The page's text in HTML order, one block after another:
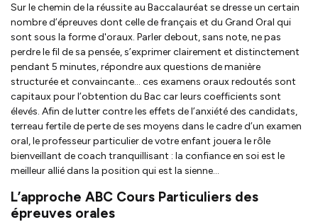
Sur le chemin de la réussite au Baccalauréat se dresse un certain
nombre d’épreuves dont celle de français et du Grand Oral qui
sont sous la forme d'oraux. Parler debout, sans note, ne pas
perdre le fil de sa pensée, s’exprimer clairement et distinctement
pendant 5 minutes, répondre aux questions de manière
structurée et convaincante… ces examens oraux redoutés sont
capitaux pour l’obtention du Bac car leurs coefficients sont
élevés. Afin de lutter contre les effets de l’anxiété des candidats,
terreau fertile de perte de ses moyens dans le cadre d’un examen
oral, le professeur particulier de votre enfant jouera le rôle
bienveillant de coach tranquillisant : la confiance en soi est le
meilleur allié dans la position qui est la sienne…
L’approche ABC Cours Particuliers des
épreuves orales